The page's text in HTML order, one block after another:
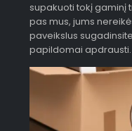
supakuoti tokį gaminį
pas mus, jums
paveikslus
papildomai apdrausti.